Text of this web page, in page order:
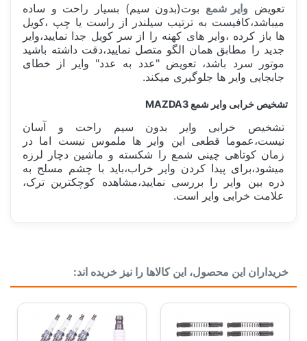
تعویض وایر شمع بوت(بدون سیم) بسیار راحت و ساده
میباشد،کافیست به ترتیب سیلندر از راست یا چپ ،کویل
ها باز کرده ،وایر های کهنه را از سر کویل جدا نمایید،وایر
جدید را مطابق همان الگو متصل نمایید،دقت داشته باشید
موتور سرد باشد، تعویض "عدد به عدد" وایر از خطای
جابجایی وایر ها جلوگیری میکند.
تشخیص خرابی وایر شمع MAZDA3
تشخیص خرابی وایر بدون سیم راحت و آسان
نیست،عموما قطعی این وایر ها ملموس نیست اما در
زمان کوتاهی چینی شمع را شکسته و ماشین دچار لرزه
میشود،برای پیدا کردن وایر خراب،باید با چشم مسلح به
ذره بین وایر را بررسی نمایید،مشاهده کوچکترین ترک،
علامت خرابی وایر است.
کارکرد 50هزار کیلومتر
خریداران این محصول، این کالاها را نیز خریده اند: